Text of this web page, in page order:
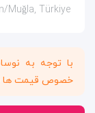
Muğla, Türkiye
با توجه به
خصوص قیمت ها